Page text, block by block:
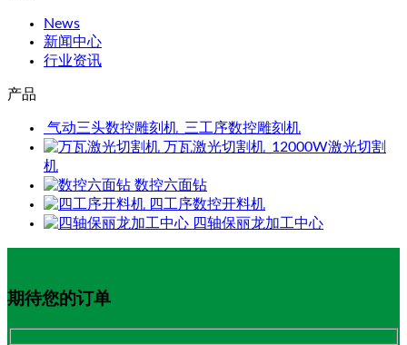
News
新闻中心
行业资讯
产品
气动三头数控雕刻机_三工序数控雕刻机
万瓦激光切割机_12000W激光切割
机
数控六面钻
四工序数控开料机
四轴保丽龙加工中心
期待您的订单